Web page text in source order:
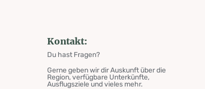
Kontakt:
Du hast Fragen?
Gerne geben wir dir Auskunft über die
Region, verfügbare Unterkünfte,
Ausflugsziele und vieles mehr.